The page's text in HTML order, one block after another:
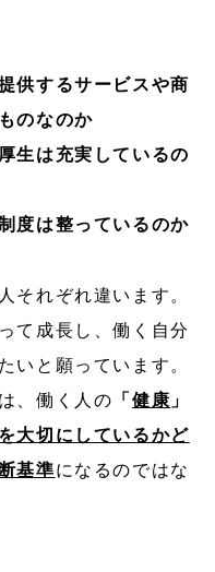
供するサービスや商
のなのか
生は充実しているの
度は整っているのか
それぞれ違います。
て成長し、働く自分
いと願っています。
、働く人の 「健康 」
大切にしているかど
基準になるのではな